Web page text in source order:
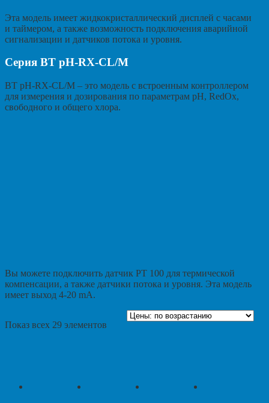
Эта модель имеет жидкокристаллический дисплей с часами
и таймером, а также возможность подключения аварийной
сигнализации и датчиков потока и уровня.
Серия BT pH-RX-CL/M
BT pH-RX-CL/M – это модель с встроенным контроллером
для измерения и дозирования по параметрам pH, RedOx,
свободного и общего хлора.
Вы можете подключить датчик PT 100 для термической
компенсации, а также датчики потока и уровня. Эта модель
имеет выход 4-20 mA.
Показ всех 29 элементов